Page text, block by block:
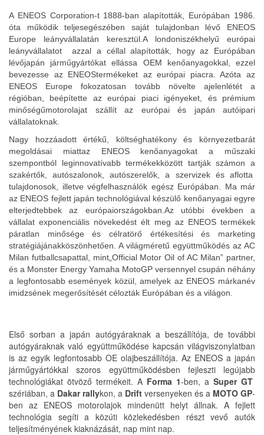
A ENEOS Corporation-t 1888-ban alapították, Európában 1986.
óta működik teljesegészében saját tulajdonban lévő ENEOS
Europe leányvállalatán keresztül.A londoniszékhelyű európai
leányvállalatot azzal a céllal alapították, hogy az Európában
lévőjapán járműgyártókat ellássa OEM kenőanyagokkal, ezzel
bevezesse az ENEOStermékeket az európai piacra. Azóta az
ENEOS Europe fokozatosan tovább növelte ajelenlétét a
régióban, beépítette az európai piaci igényeket, és prémium
minőségűmotorolajat szállít az európai és japán autóipari
vállalatoknak.
Nagy hozzáadott értékű, költséghatékony és környezetbarát
megoldásai miattaz ENEOS kenőanyagokat a műszaki
szempontból leginnovatívabb termékekközött tartják számon a
szakértők, autószalonok, autószerelők, a szervizek és aflotta
tulajdonosok, illetve végfelhasználók egész Európában. Ma már
az ENEOS fejlett japán technológiával készülő kenőanyagai egyre
elterjedtebbek az európaiországokban.Az utóbbi években a
vállalat exponenciális növekedést élt meg az ENEOS termékek
páratlan minősége és célratörő értékesítési és marketing
stratégiájánakköszönhetően. A világméretű együttműködés az AC
Milan futballcsapattal, mint„Official Motor Oil of AC Milan” partner,
és a Monster Energy Yamaha MotoGP versennyel csupán néhány
a legfontosabb események közül, amelyek az ENEOS márkanév
imidzsének megerősítését célozták Európában és a világon.
Első sorban a japán autógyáraknak a beszállítója, de további
autógyáraknak való együttműködése kapcsán világviszonylatban
is az egyik legfontosabb OE olajbeszállítója. Az ENEOS a japán
járműgyártókkal szoros együttműködésben fejleszti legújabb
technológiákat ötvöző termékeit. A Forma 1-ben, a Super GT
szériában, a Dakar rallykon, a Drift versenyeken és a MOTO GP-
ben az ENEOS motorolajok mindenütt helyt állnak. A fejlett
technológia segíti a közúti közlekedésben részt vevő autók
teljesítményének kiaknázását, nap mint nap.